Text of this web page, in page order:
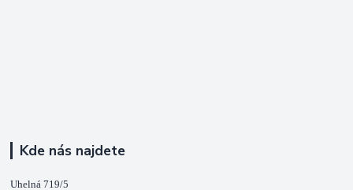
Kde nás najdete
Uhelná 719/5